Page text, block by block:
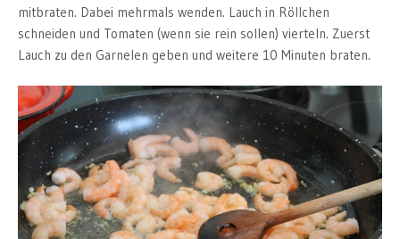
mitbraten. Dabei mehrmals wenden. Lauch in Röllchen
schneiden und Tomaten (wenn sie rein sollen) vierteln. Zuerst
Lauch zu den Garnelen geben und weitere 10 Minuten braten.